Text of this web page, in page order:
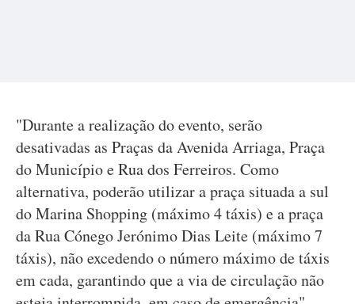
"Durante a realização do evento, serão
desativadas as Praças da Avenida Arriaga, Praça
do Município e Rua dos Ferreiros. Como
alternativa, poderão utilizar a praça situada a sul
do Marina Shopping (máximo 4 táxis) e a praça
da Rua Cónego Jerónimo Dias Leite (máximo 7
táxis), não excedendo o número máximo de táxis
em cada, garantindo que a via de circulação não